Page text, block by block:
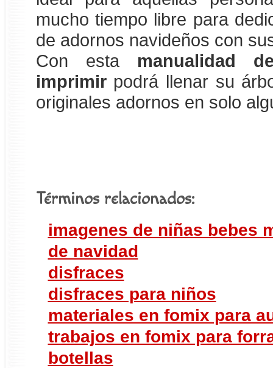
mucho tiempo libre para
de adornos navideños con
Con esta manualidad
imprimirpodrá llenar su
originales adornos en solo
Términos relacionados:
imagenes de niñas bebes
de navidad
disfraces
disfraces para niños
materiales en fomix para
trabajos en fomix para
botellas